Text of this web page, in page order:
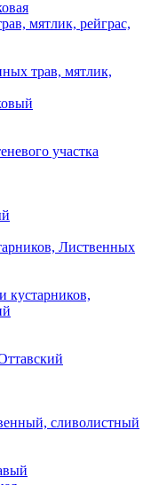
мятлик, рейграс,
трав, мятлик,
участка
Лиственных
кустарников,
сливолистный